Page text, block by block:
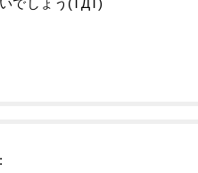
でしょう(TДT)